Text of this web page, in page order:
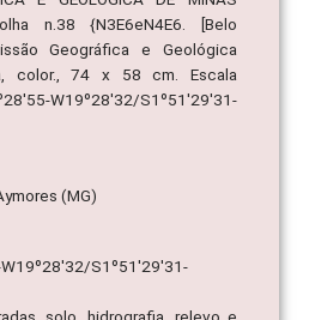
n.38 {N3E6eN4E6. [Belo
Geográfica e Geológica
color., 74 x 58 cm. Escala
W19º28'32/S1º51'29'31-
(MG)
S1º51'29'31-